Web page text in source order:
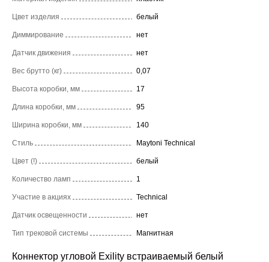
Цвет изделия белый
Диммирование нет
Датчик движения нет
Вес брутто (кг) 0,07
Высота коробки, мм 17
Длина коробки, мм 95
Ширина коробки, мм 140
Стиль Maytoni Technical
Цвет (!) белый
Количество ламп 1
Участие в акциях Technical
Датчик освещенности нет
Тип трековой системы Магнитная
Коннектор угловой Exility встраиваемый белый